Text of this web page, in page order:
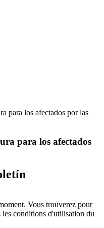
para los afectados por las
para los afectados
Vous trouverez pour
les conditions d'utilisation du